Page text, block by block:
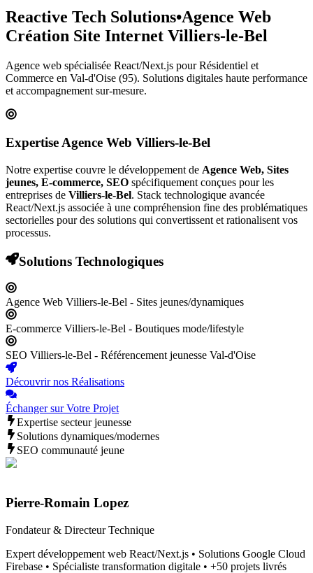
Reactive Tech Solutions•Agence Web
Création Site Internet Villiers-le-Bel
Agence web spécialisée React/Next.js pourRésidentiel et
Commerce en Val-d'Oise (95). Solutions digitales haute performance
et accompagnement sur-mesure.
Expertise Agence Web Villiers-le-Bel
Notre expertise couvre le développement de Agence Web, Sites
jeunes, E-commerce, SEO spécifiquement conçues pour les
entreprises de Villiers-le-Bel. Stack technologique avancée
React/Next.js associée à une compréhension fine des problématiques
sectorielles pour des solutions qui convertissent et rationalisent vos
processus.
Solutions Technologiques
Agence Web Villiers-le-Bel - Sites jeunes/dynamiques
E-commerce Villiers-le-Bel - Boutiques mode/lifestyle
SEO Villiers-le-Bel - Référencement jeunesse Val-d'Oise
Découvrir nos Réalisations
Échanger sur Votre Projet
Expertise secteur jeunesse
Solutions dynamiques/modernes
SEO communauté jeune
Pierre-Romain Lopez
Fondateur & Directeur Technique
Expert développement web React/Next.js • Solutions Google Cloud
Firebase • Spécialiste transformation digitale • +50 projets livrés